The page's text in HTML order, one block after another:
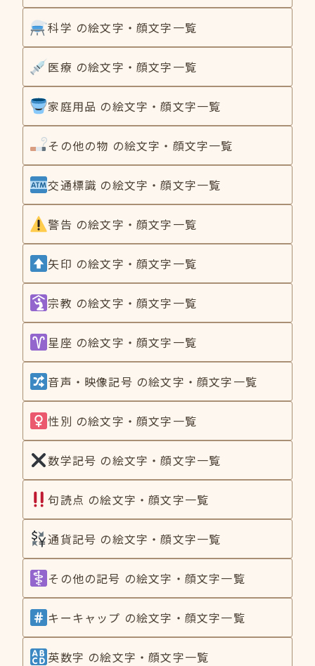
科学 の絵文字・顔文字一覧
医療 の絵文字・顔文字一覧
家庭用品 の絵文字・顔文字一覧
その他の物 の絵文字・顔文字一覧
交通標識 の絵文字・顔文字一覧
警告 の絵文字・顔文字一覧
矢印 の絵文字・顔文字一覧
宗教 の絵文字・顔文字一覧
星座 の絵文字・顔文字一覧
音声・映像記号 の絵文字・顔文字一覧
性別 の絵文字・顔文字一覧
数学記号 の絵文字・顔文字一覧
句読点 の絵文字・顔文字一覧
通貨記号 の絵文字・顔文字一覧
その他の記号 の絵文字・顔文字一覧
キーキャップ の絵文字・顔文字一覧
英数字 の絵文字・顔文字一覧